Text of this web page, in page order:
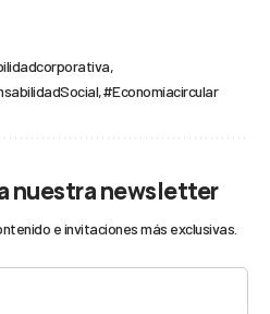
#Economíacircular
nuestra newsletter
e invitaciones más exclusivas.